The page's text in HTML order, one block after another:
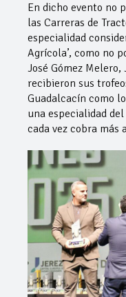
En dicho evento no
las Carreras de
especialidad
Agrícola’, como no
José Gómez
recibieron sus
Guadalcacín como
una especialidad
cada vez cobra más